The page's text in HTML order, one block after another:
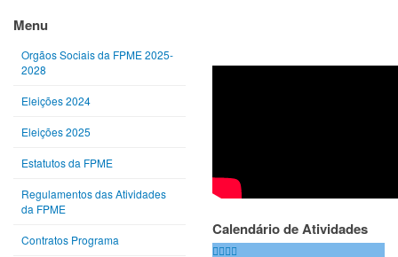
Menu
Orgãos Sociais da FPME 2025-
2028
Eleições 2024
Eleições 2025
Estatutos da FPME
Regulamentos das Atividades
da FPME
Contratos Programa
Calendário de Atividades